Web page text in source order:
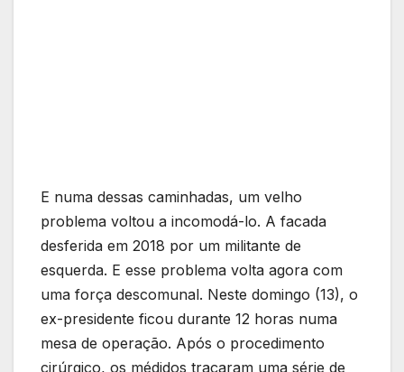
E numa dessas caminhadas, um velho
problema voltou a incomodá-lo. A facada
desferida em 2018 por um militante de
esquerda. E esse problema volta agora com
uma força descomunal. Neste domingo (13), o
ex-presidente ficou durante 12 horas numa
mesa de operação. Após o procedimento
cirúrgico, os médidos traçaram uma série de